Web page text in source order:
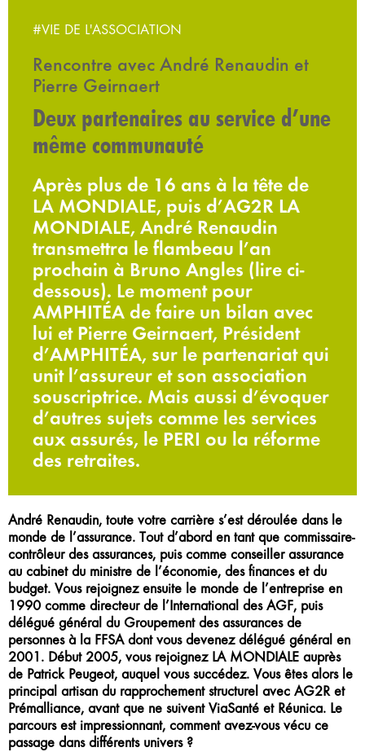
#VIE DE L'ASSOCIATION
Rencontre avec André Renaudin et
Pierre Geirnaert
Deux partenaires au service d’une
même communauté
Après plus de 16 ans à la tête de
LA MONDIALE, puis d’AG2R LA
MONDIALE, André Renaudin
transmettra le flambeau l’an
prochain à Bruno Angles (lire ci-
dessous). Le moment pour
AMPHITÉA de faire un bilan avec
lui et Pierre Geirnaert, Président
d’AMPHITÉA, sur le partenariat qui
unit l’assureur et son association
souscriptrice. Mais aussi d’évoquer
d’autres sujets comme les services
aux assurés, le PERI ou la réforme
des retraites.
André Renaudin, toute votre carrière s’est déroulée dans le
monde de l’assurance. Tout d’abord en tant que commissaire-
contrôleur des assurances, puis comme conseiller assurance
au cabinet du ministre de l’économie, des finances et du
budget. Vous rejoignez ensuite le monde de l’entreprise en
1990 comme directeur de l’International des AGF, puis
délégué général du Groupement des assurances de
personnes à la FFSA dont vous devenez délégué général en
2001. Début 2005, vous rejoignez LA MONDIALE auprès
de Patrick Peugeot, auquel vous succédez. Vous êtes alors le
principal artisan du rapprochement structurel avec AG2R et
Prémalliance, avant que ne suivent ViaSanté et Réunica. Le
parcours est impressionnant, comment avez-vous vécu ce
passage dans différents univers ?